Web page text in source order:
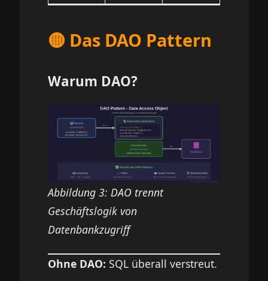
🟡 Das DAO Pattern
Warum DAO?
Abbildung 3: DAO trennt
Geschäftslogik von
Datenbankzugriff
Ohne DAO: SQL überall verstreut.